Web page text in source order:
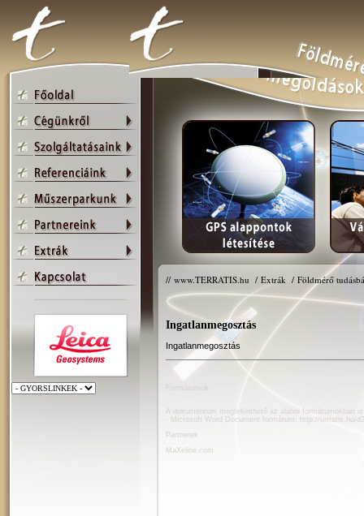
// www.TERRATIS.hu / Extrák / Földmérő
Ingatlanmegosztás
Ingatlanmegosztás
A dokumentum megtekinthető az alábbi formátumokban
- Microsoft Word Document formátum:
http://terratis.hu/
Partnerek
MaXeline.com